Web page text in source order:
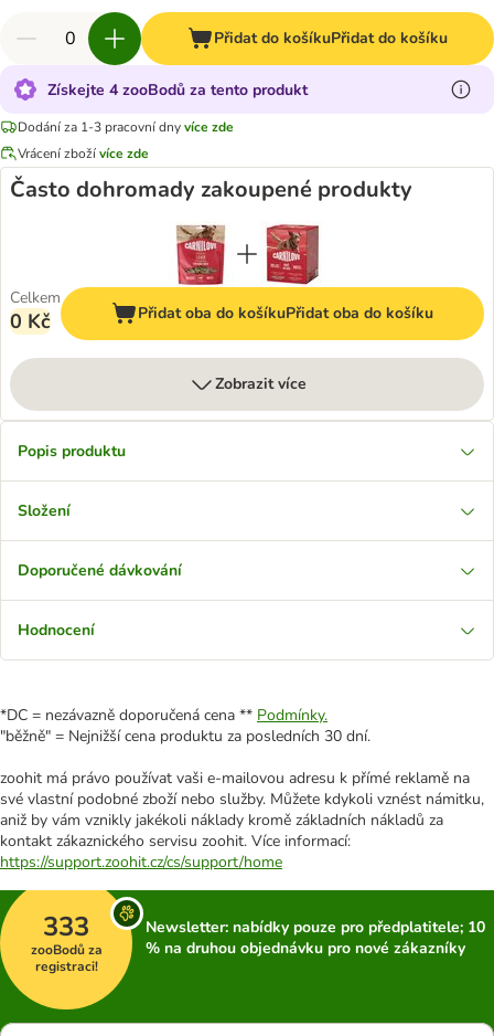
Přidat do košíkuPřidat do košíku
Získejte 4 zooBodů za tento produkt
Dodání za 1-3 pracovní dnyvíce zde
Vrácení zbožívíce zde
Často dohromady zakoupené produkty
Celkem
0 Kč Přidat oba do košíkuPřidat oba do košíku
Zobrazit více
Popis produktu
Složení
Doporučené dávkování
Hodnocení
*DC = nezávazně doporučená cena ** Podmínky.
"běžně" = Nejnižší cena produktu za posledních 30 dní.
zoohit má právo používat vaši e-mailovou adresu k přímé reklamě na
své vlastní podobné zboží nebo služby. Můžete kdykoli vznést námitku,
aniž by vám vznikly jakékoli náklady kromě základních nákladů za
kontakt zákaznického servisu zoohit. Více informací:
https://support.zoohit.cz/cs/support/home
333
zooBodů za
registraci!
Newsletter: nabídky pouze pro předplatitele; 10
% na druhou objednávku pro nové zákazníky